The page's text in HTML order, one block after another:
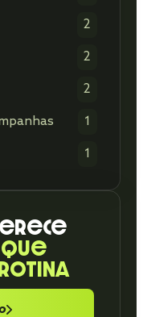
2
2
2
1
1
que
rotina